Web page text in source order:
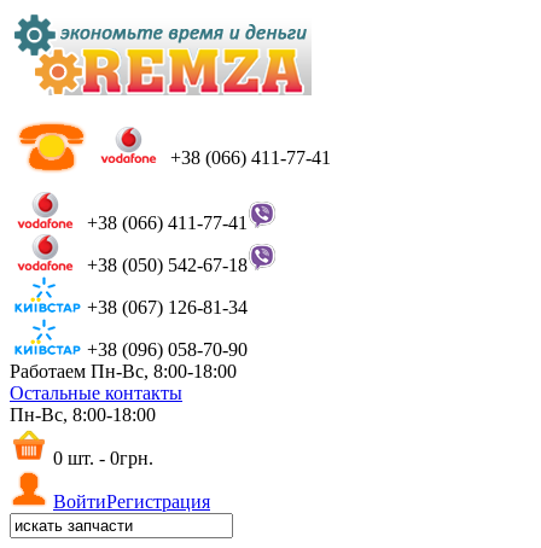
+38 (066) 411-77-41
+38 (066) 411-77-41
+38 (050) 542-67-18
+38 (067) 126-81-34
+38 (096) 058-70-90
Работаем Пн-Вс, 8:00-18:00
Остальные контакты
Пн-Вс, 8:00-18:00
0 шт. - 0грн.
ВойтиРегистрация